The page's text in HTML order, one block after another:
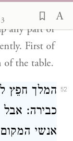
any part of
First of
the table.
52
המלך חפֵץ
כבירה: אבל
אנשי